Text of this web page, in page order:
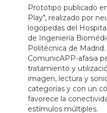
Prototipo publicado
Play", realizado por
logopedas del
de Ingeniería
Politécnica de Madrid.
ComunicAPP-afasia
tratamiento y
imagen, lectura y
categorías y con un
favorece la
estímulos múltiples.